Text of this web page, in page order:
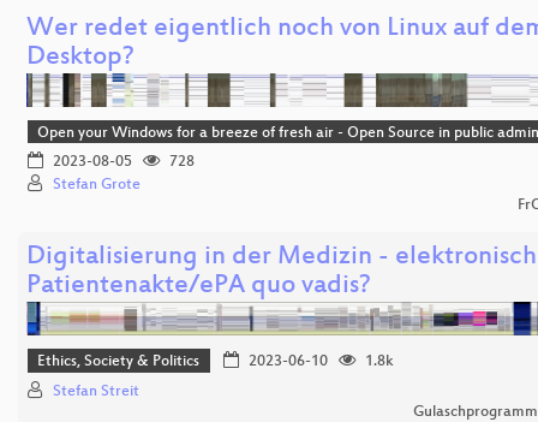
Wer redet eigentlich noch von Linux auf
Desktop?
Open your Windows for a breeze of fresh air - Open Source in public
2023-08-05
728
Stefan Grote
Digitalisierung in der Medizin -
Patientenakte/ePA quo vadis?
Ethics, Society & Politics 2023-06-10
1.8k
Stefan Streit